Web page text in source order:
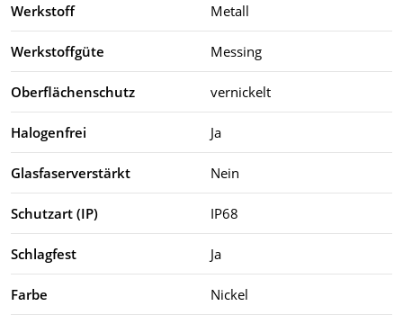
Werkstoff Metall
Werkstoffgüte Messing
Oberflächenschutz vernickelt
Halogenfrei Ja
Glasfaserverstärkt Nein
Schutzart (IP) IP68
Schlagfest Ja
Farbe Nickel